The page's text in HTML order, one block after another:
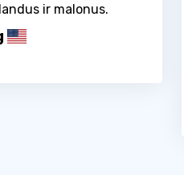
ir malonus.